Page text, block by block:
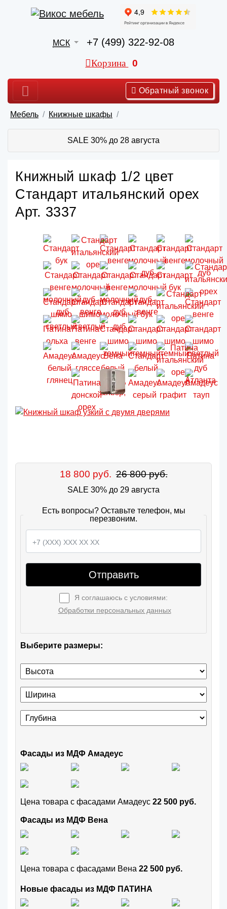
МСК +7 (499) 322-92-08
Корзина 0
Обратный звонок
Мебель Книжные шкафы
SALE 30% до 28 августа
Книжный шкаф 1/2 цвет
Стандарт итальянский орех
Арт. 3337
18 800 руб. 26 800 руб.
SALE 30% до 29 августа
Есть вопросы? Оставьте телефон, мы
перезвоним.
Отправить
Я соглашаюсь с условиями:
Обработки персональных данных
Выберите размеры:
Фасады из МДФ Амадеус
Цена товара с фасадами Амадеус 22 500 руб.
Фасады из МДФ Вена
Цена товара с фасадами Вена 22 500 руб.
Новые фасады из МДФ ПАТИНА